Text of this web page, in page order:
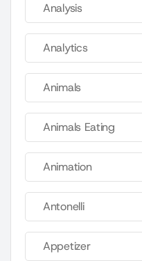
Analysis
Analytics
Animals
Animals Eating
Animation
Antonelli
Appetizer